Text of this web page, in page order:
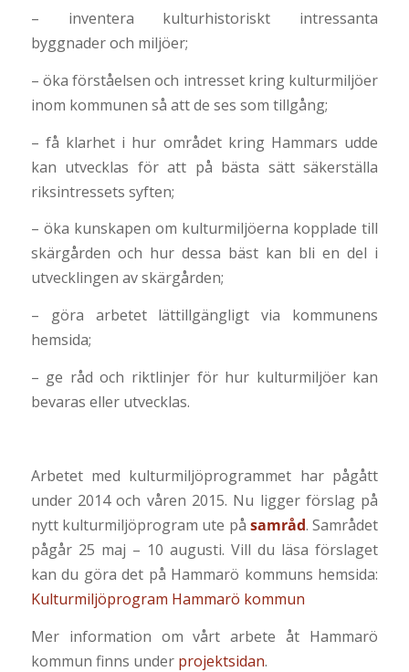
– inventera kulturhistoriskt intressanta
byggnader och miljöer;
– öka förståelsen och intresset kring kulturmiljöer
inom kommunen så att de ses som tillgång;
– få klarhet i hur området kring Hammars udde
kan utvecklas för att på bästa sätt säkerställa
riksintressets syften;
– öka kunskapen om kulturmiljöerna kopplade till
skärgården och hur dessa bäst kan bli en del i
utvecklingen av skärgården;
– göra arbetet lättillgängligt via kommunens
hemsida;
– ge råd och riktlinjer för hur kulturmiljöer kan
bevaras eller utvecklas.
Arbetet med kulturmiljöprogrammet har pågått
under 2014 och våren 2015. Nu ligger förslag på
nytt kulturmiljöprogram ute påsamråd. Samrådet
pågår 25 maj – 10 augusti. Vill du läsa förslaget
kan du göra det på Hammarö kommuns hemsida:
Kulturmiljöprogram Hammarö kommun
Mer information om vårt arbete åt Hammarö
kommun finns under projektsidan.